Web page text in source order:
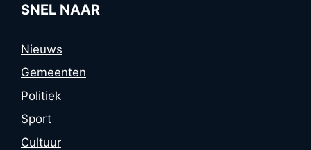
SNEL NAAR
Nieuws
Gemeenten
Politiek
Sport
Cultuur